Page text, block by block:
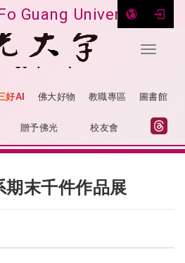
Guang University
Toggle
好AI 佛大好物 教職專區 圖書館
贈予佛光 校友會
產媒系期末千件作品展